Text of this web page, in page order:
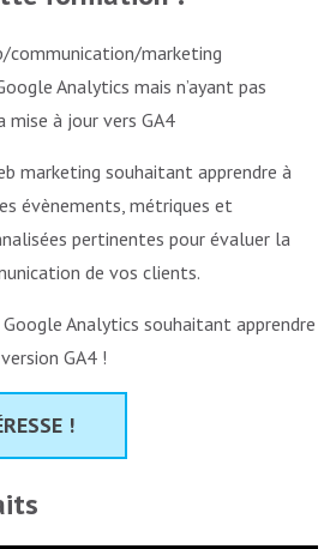
communication/marketing
Analytics mais n’ayant pas
à jour vers GA4
marketing souhaitant apprendre à
évènements, métriques et
pertinentes pour évaluer la
de vos clients.
Analytics souhaitant apprendre
GA4 !
!